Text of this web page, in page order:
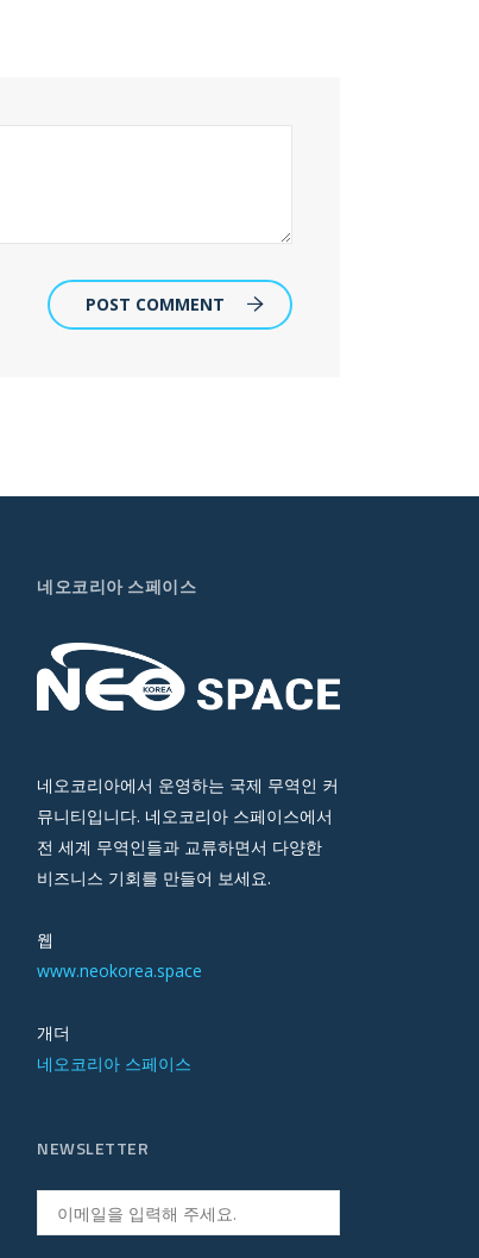
POST COMMENT
네오코리아 스페이스
네오코리아에서 운영하는 국제 무역인 커
뮤니티입니다. 네오코리아 스페이스에서
전 세계 무역인들과 교류하면서 다양한
비즈니스 기회를 만들어 보세요.
웹
www.neokorea.space
개더
네오코리아 스페이스
NEWSLETTER